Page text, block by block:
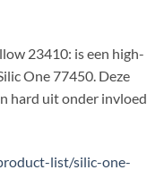
23410: is een high-
One 77450. Deze
hard uit onder invloed
list/silic-one-